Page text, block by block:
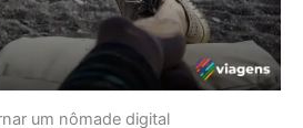
um nômade digital